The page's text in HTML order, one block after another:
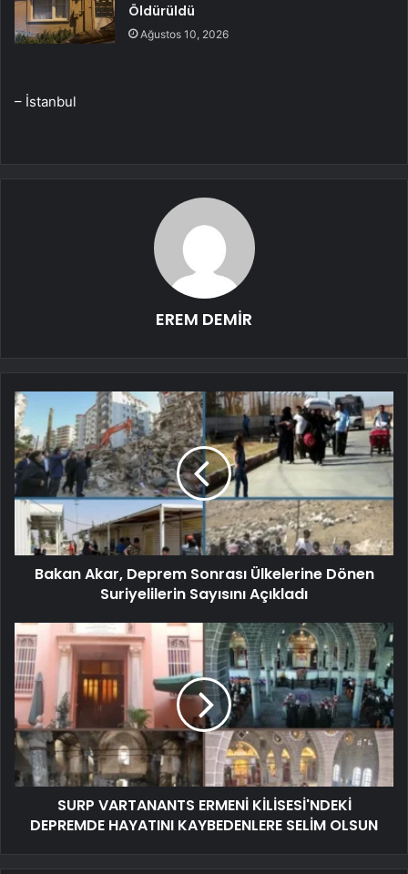
Öldürüldü
Ağustos 10, 2026
– İstanbul
EREM DEMİR
Bakan Akar, Deprem Sonrası Ülkelerine Dönen
Suriyelilerin Sayısını Açıkladı
SURP VARTANANTS ERMENİ KİLİSESİ'NDEKİ
DEPREMDE HAYATINI KAYBEDENLERE SELİM OLSUN